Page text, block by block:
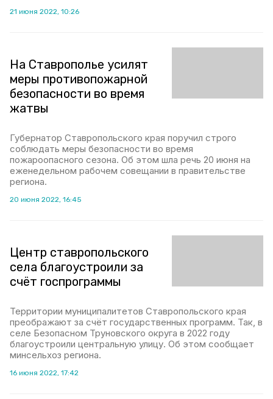
21 июня 2022, 10:26
На Ставрополье усилят
меры противопожарной
безопасности во время
жатвы
Губернатор Ставропольского края поручил строго
соблюдать меры безопасности во время
пожароопасного сезона. Об этом шла речь 20 июня на
еженедельном рабочем совещании в правительстве
региона.
20 июня 2022, 16:45
Центр ставропольского
села благоустроили за
счёт госпрограммы
Территории муниципалитетов Ставропольского края
преображают за счёт государственных программ. Так, в
селе Безопасном Труновского округа в 2022 году
благоустроили центральную улицу. Об этом сообщает
минсельхоз региона.
16 июня 2022, 17:42